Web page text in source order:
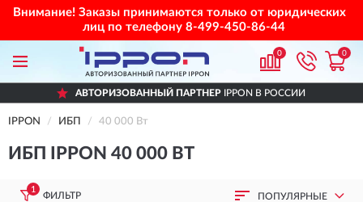
Внимание! Заказы принимаются только от юридических
лиц по телефону 8-499-450-86-44
0 0
АВТОРИЗОВАННЫЙ ПАРТНЕРIPPON В РОССИИ
IPPON ИБП 40 000 Вт
ИБП IPPON 40 000 ВТ
1
ФИЛЬТР ПОПУЛЯРНЫЕ